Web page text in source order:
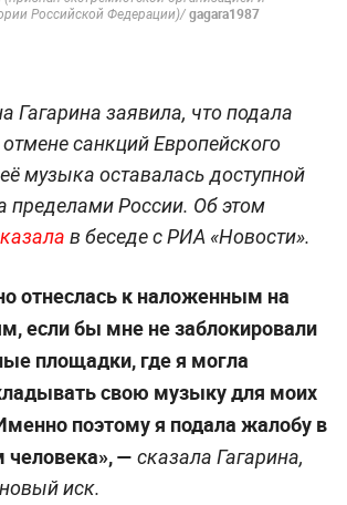
Российской Федерации)/ gagara1987
Гагарина заявила, что подала
санкций Европейского
музыка оставалась доступной
пределами России. Об этом
в беседе с РИА «Новости».
отнеслась к наложенным на
если бы мне не заблокировали
площадки, где я могла
свою музыку для моих
поэтому я подала жалобу в
человека», — сказала Гагарина,
иск.